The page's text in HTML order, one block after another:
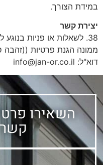
במידת הצורך.
יצירת קשר
38. לשאלות או פניות בנוגע למדיניות זו ניתן לפנות אל:
ממונה הגנת פרטיות ((זהבה
דוא"ל: info@jan-or.co.il
השאירו